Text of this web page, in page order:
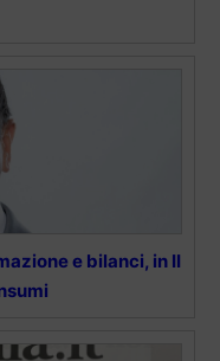
e bilanci, in II